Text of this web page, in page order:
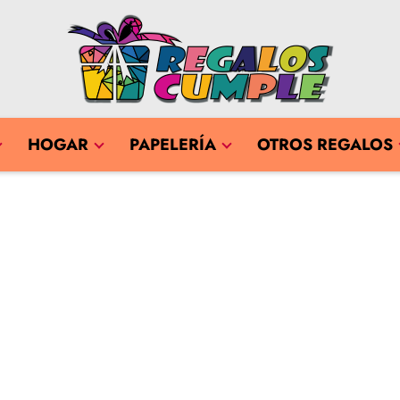
HOGAR PAPELERÍA OTROS REGALOS